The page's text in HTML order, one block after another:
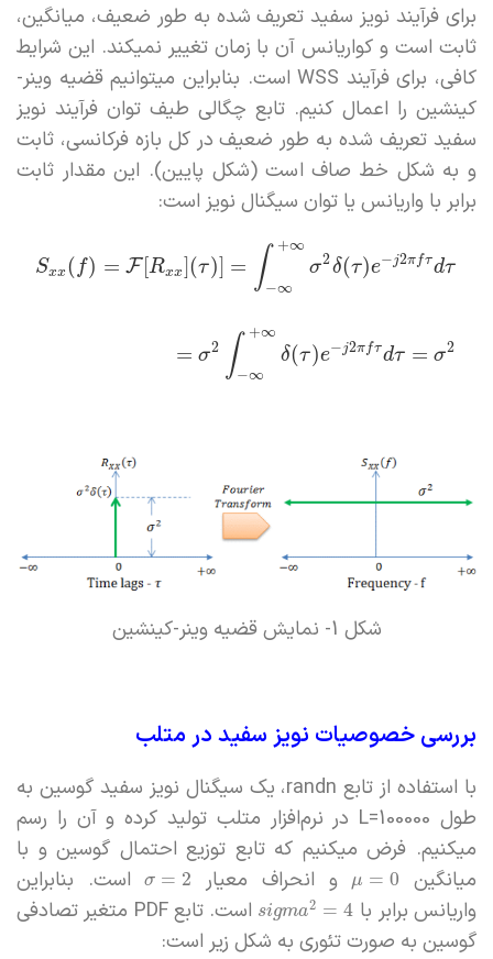
برای فرآیند نویز سفید تعریف شده به طور ضعیف، میانگین،
ثابت است و کواریانس آن با زمان تغییر نمیکند. این شرایط
کافی، برای فرآیند WSS است. بنابراین میتوانیم قضیه وینر-
کینشین را اعمال کنیم. تابع چگالی طیف توان فرآیند نویز
سفید تعریف شده به طور ضعیف در کل بازه فرکانسی، ثابت
و به شکل خط صاف است (شکل پایین). این مقدار ثابت
برابر با واریانس یا توان سیگنال نویز است:
Sxx ( f) = F [Rxx](τ)] = ∫ +∞
−∞
σ2δ(τ)e−j2πfτdτ
= σ2 ∫ +∞
−∞
δ(τ)e−j2πfτdτ = σ2
شکل 1- نمایش قضیه وینر-کینشین
بررسی خصوصیات نویز سفید در متلب
با استفاده از تابع randn، یک سیگنال نویز سفید گوسین به
طول L=100000 در نرم‌افزار متلب تولید کرده و آن را رسم
میکنیم. فرض میکنیم که تابع توزیع احتمال گوسین و با
میانگین
μ = 0 و انحراف معیار σ = 2
است. بنابراین
واریانس برابر با
sigma2 = 4
است. تابع PDF متغیر تصادفی
گوسین به صورت تئوری به شکل زیر است: